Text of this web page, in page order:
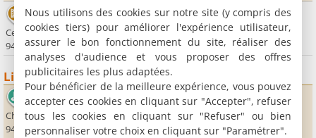
Cinéma UGC Ciné Cité Créteil
Centre Commercial Régional Créteil Soleil
94000 Créteil
Lieux sportifs
Golf d'Ormesson
Chemin du Belvédère
94490 Ormesson sur Marne
Nous utilisons des cookies sur notre site (y compris des
cookies tiers) pour améliorer l'expérience utilisateur,
assurer le bon fonctionnement du site, réaliser des
analyses d'audience et vous proposer des offres
publicitaires les plus adaptées.
Pour bénéficier de la meilleure expérience, vous pouvez
accepter ces cookies en cliquant sur "Accepter", refuser
tous les cookies en cliquant sur "Refuser" ou bien
personnaliser votre choix en cliquant sur "Paramétrer".